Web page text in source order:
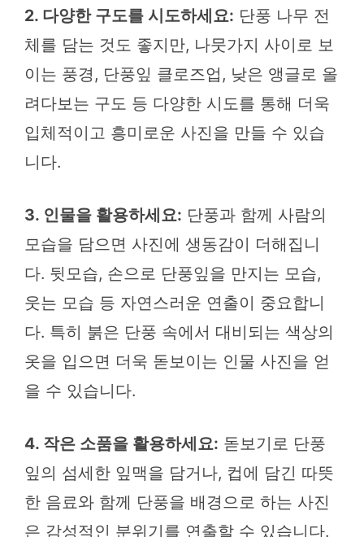
2. 다양한 구도를 시도하세요: 단풍 나무 전
체를 담는 것도 좋지만, 나뭇가지 사이로 보
이는 풍경, 단풍잎 클로즈업, 낮은 앵글로 올
려다보는 구도 등 다양한 시도를 통해 더욱
입체적이고 흥미로운 사진을 만들 수 있습
니다.
3. 인물을 활용하세요: 단풍과 함께 사람의
모습을 담으면 사진에 생동감이 더해집니
다. 뒷모습, 손으로 단풍잎을 만지는 모습,
웃는 모습 등 자연스러운 연출이 중요합니
다. 특히 붉은 단풍 속에서 대비되는 색상의
옷을 입으면 더욱 돋보이는 인물 사진을 얻
을 수 있습니다.
4. 작은 소품을 활용하세요: 돋보기로 단풍
잎의 섬세한 잎맥을 담거나, 컵에 담긴 따뜻
한 음료와 함께 단풍을 배경으로 하는 사진
은 감성적인 분위기를 연출할 수 있습니다.